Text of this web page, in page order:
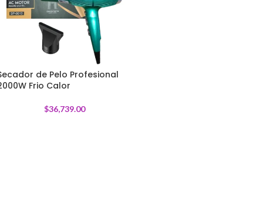
de Pelo Profesional
Frio Calor
$36,739.00